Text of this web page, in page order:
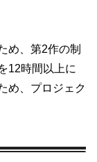
め、第2作の制
12時間以上に
め、プロジェク